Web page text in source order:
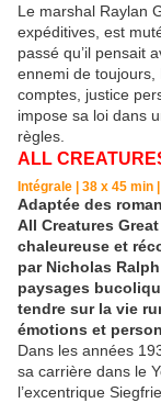
Le marshal Raylan
expéditives, est
passé qu’il pensait
ennemi de toujours,
comptes, justice
impose sa loi dans
règles.
ALL
Intégrale | 38 x 45 min
Adaptée des
All Creatures
chaleureuse et
par Nicholas
paysages
tendre sur la vie
émotions et
Dans les années
sa carrière dans le
l’excentrique